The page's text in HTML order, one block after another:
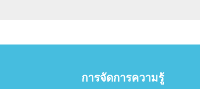
การจัดการความรู้